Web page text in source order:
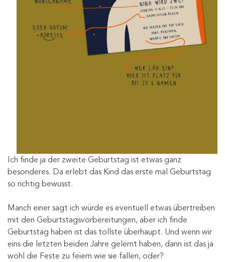
Ich finde ja der zweite Geburtstag ist etwas ganz
besonderes. Da erlebt das Kind das erste mal Geburtstag
so richtig bewusst.
Manch einer sagt ich würde es eventuell etwas übertreiben
mit den Geburtstagsvorbereitungen, aber ich finde
Geburtstag haben ist das tollste überhaupt. Und wenn wir
eins die letzten beiden Jahre gelernt haben, dann ist das ja
wohl die Feste zu feiern wie sie fallen, oder?